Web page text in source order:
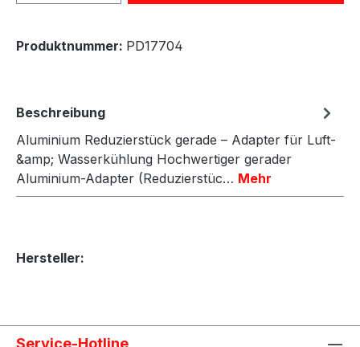
Produktnummer: PD17704
Beschreibung
Aluminium Reduzierstück gerade – Adapter für Luft-
&amp; Wasserkühlung Hochwertiger gerader
Aluminium-Adapter (Reduzierstüc… Mehr
Hersteller:
Service-Hotline